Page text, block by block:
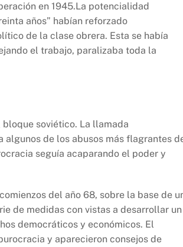
en 1945.La potencialidad
años” habían reforzado
de la clase obrera. Esta se había
el trabajo, paralizaba toda la
soviético. La llamada
algunos de los abusos más flagrantes
seguía acaparando el poder y
del año 68, sobre la base de
de medidas con vistas a desarrollar un
democráticos y económicos. El
y aparecieron consejos de